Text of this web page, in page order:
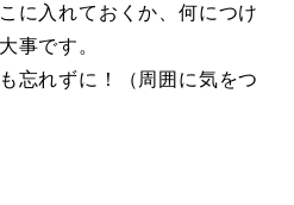
に入れておくか、何につけ
事です。
忘れずに！（周囲に気をつ